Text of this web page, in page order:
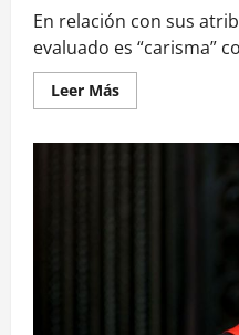
En relación con sus
evaluado es “carisma”
Leer MásLeer
más